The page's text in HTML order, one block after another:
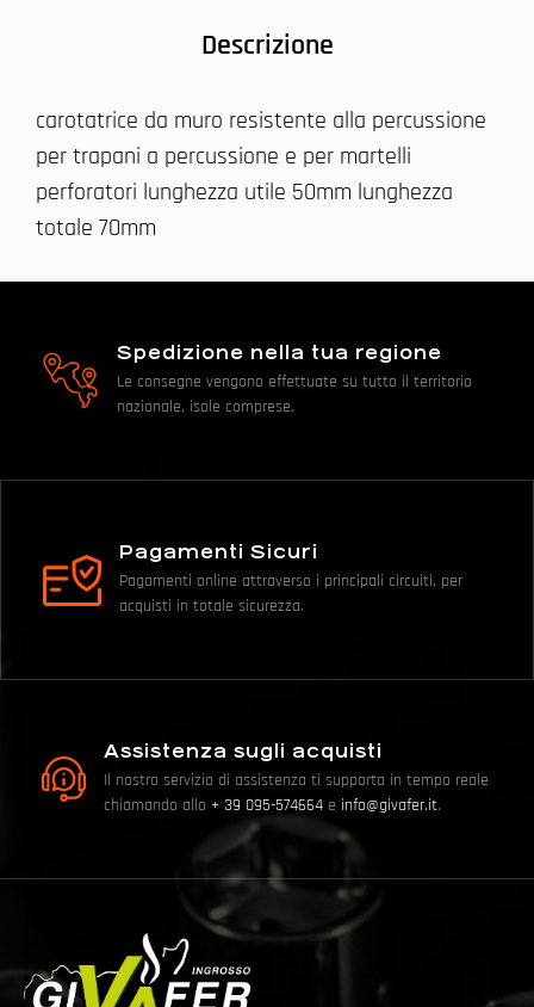
Descrizione
carotatrice da muro resistente alla percussione
per trapani a percussione e per martelli
perforatori lunghezza utile 50mm lunghezza
totale 70mm
Spedizione nella tua regione
Le consegne vengono effettuate su tutto il territorio
nazionale, isole comprese.
Pagamenti Sicuri
Pagamenti online attraverso i principali circuiti, per
acquisti in totale sicurezza.
Assistenza sugli acquisti
Il nostro servizio di assistenza ti supporta in tempo reale
chiamando allo + 39 095-574664 e info@givafer.it.